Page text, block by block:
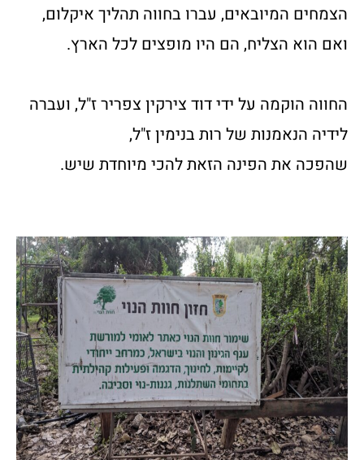
הצמחים המיובאים, עברו בחווה תהליך איקלום,
ואם הוא הצליח, הם היו מופצים לכל הארץ.
החווה הוקמה על ידי דוד צירקין צפריר ז"ל, ועברה
לידיה הנאמנות של רות בנימין ז"ל,
שהפכה את הפינה הזאת להכי מיוחדת שיש.